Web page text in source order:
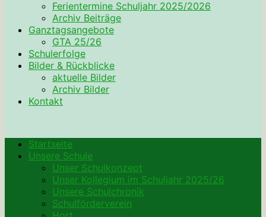
Ferientermine Schuljahr 2025/2026
Archiv Beiträge
Ganztagsangebote
GTA 25/26
Schulerfolge
Bilder & Rückblicke
aktuelle Bilder
Archiv Bilder
Kontakt
Startseite
Unsere Schule
Unser Schulkonzept
Unser Kollegium im Schuljahr 2025/26
Unsere Schulchronik
Schulförderverein